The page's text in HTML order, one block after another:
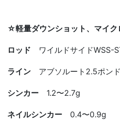
☆軽量ダウンショット、マイク
ロッド ワイルドサイドWSS-
ライン アブソルート2.5ポンド
シンカー 1.2〜2.7g
ネイルシンカー 0.4〜0.9g